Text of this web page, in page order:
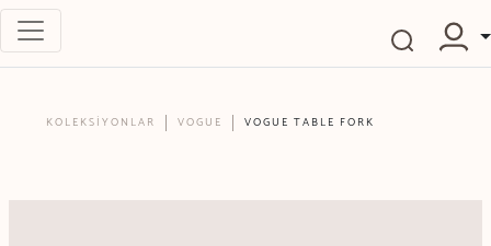
KOLEKSİYONLAR VOGUE VOGUE TABLE FORK